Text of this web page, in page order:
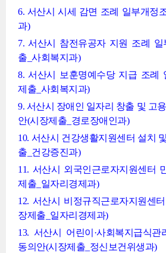
6. 서산시 시세 감면 조례 일부개정
과)
7. 서산시 참전유공자 지원 조례 일
출_사회복지과)
8. 서산시 보훈명예수당 지급 조례
제출_사회복지과)
9. 서산시 장애인 일자리 창출 및 고
안(시장제출_경로장애인과)
10. 서산시 건강생활지원센터 설치
출_건강증진과)
11. 서산시 외국인근로자지원센터
제출_일자리경제과)
12. 서산시 비정규직근로자지원센
장제출_일자리경제과)
13. 서산시 어린이·사회복지급식
동의안(시장제출_정신보건위생과)